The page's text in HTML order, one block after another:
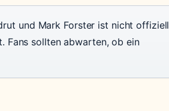
und Mark Forster ist nicht offiziell
Fans sollten abwarten, ob ein